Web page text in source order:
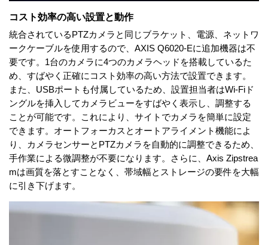
コスト効率の高い設置と動作
統合されているPTZカメラと同じブラケット、電源、ネットワ
ークケーブルを使用するので、AXIS Q6020-Eに追加機器は不
要です。1台のカメラに4つのカメラヘッドを搭載しているた
め、すばやく正確にコスト効率の高い方法で設置できます。
また、USBポートも付属しているため、設置担当者はWi-Fiド
ングルを挿入してカメラビューをすばやく表示し、調整する
ことが可能です。これにより、サイトでカメラを簡単に設定
できます。オートフォーカスとオートアライメント機能によ
り、カメラセンサーとPTZカメラを自動的に調整できるため、
手作業による微調整が不要になります。さらに、Axis Zipstrea
mは画質を落とすことなく、帯域幅とストレージの要件を大幅
に引き下げます。